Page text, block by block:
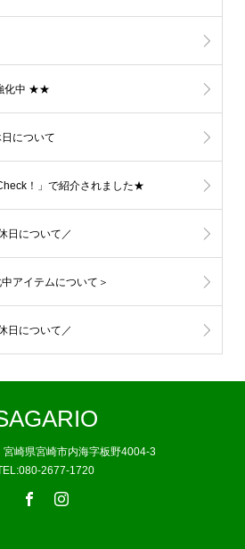
化中 ★★
について
！」で紹介されました★
日について／
アイテムについて＞
日について／
崎県宮崎市内海字板野4004-3
2677-1720